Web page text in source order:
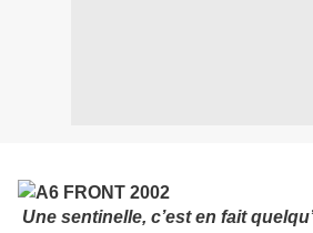
Une sentinelle, c’est en fait